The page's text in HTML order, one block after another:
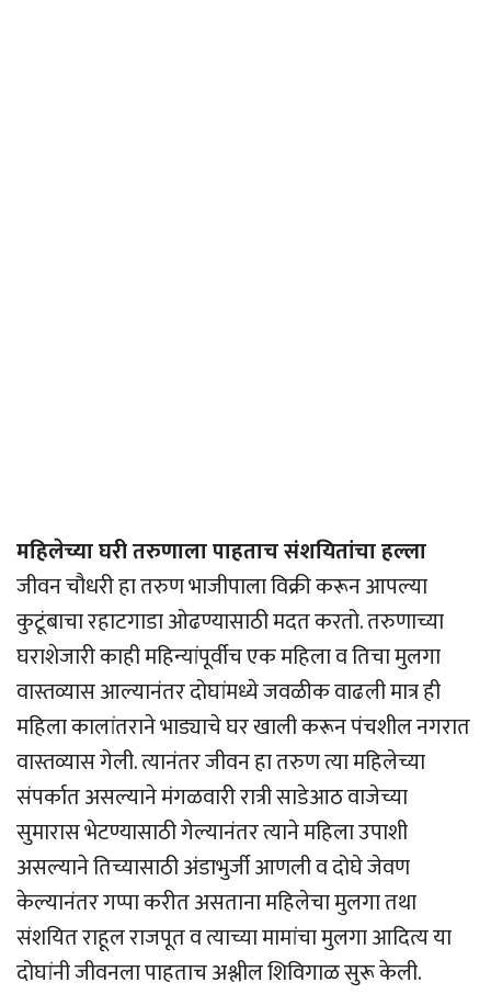
महिलेच्या घरी तरुणाला पाहताच संशयितांचा हल्ला
जीवन चौधरी हा तरुण भाजीपाला विक्री करून आपल्या
कुटूंबाचा रहाटगाडा ओढण्यासाठी मदत करतो. तरुणाच्या
घराशेजारी काही महिन्यांपूर्वीच एक महिला व तिचा मुलगा
वास्तव्यास आल्यानंतर दोघांमध्ये जवळीक वाढली मात्र ही
महिला कालांतराने भाड्याचे घर खाली करून पंचशील नगरात
वास्तव्यास गेली. त्यानंतर जीवन हा तरुण त्या महिलेच्या
संपर्कात असल्याने मंगळवारी रात्री साडेआठ वाजेच्या
सुमारास भेटण्यासाठी गेल्यानंतर त्याने महिला उपाशी
असल्याने तिच्यासाठी अंडाभुर्जी आणली व दोघे जेवण
केल्यानंतर गप्पा करीत असताना महिलेचा मुलगा तथा
संशयित राहूल राजपूत व त्याच्या मामांचा मुलगा आदित्य या
दोघांनी जीवनला पाहताच अश्लील शिविगाळ सुरू केली.